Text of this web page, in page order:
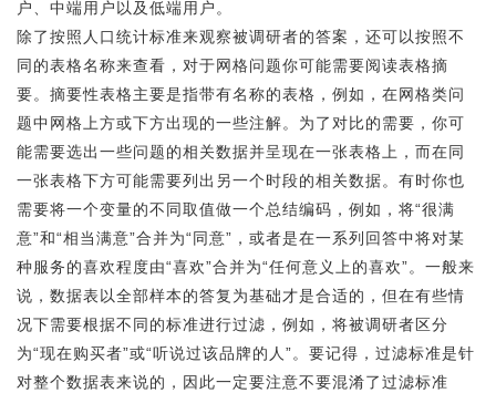
户、中端用户以及低端用户。
除了按照人口统计标准来观察被调研者的答案，还可以按照不
同的表格名称来查看，对于网格问题你可能需要阅读表格摘
要。摘要性表格主要是指带有名称的表格，例如，在网格类问
题中网格上方或下方出现的一些注解。为了对比的需要，你可
能需要选出一些问题的相关数据并呈现在一张表格上，而在同
一张表格下方可能需要列出另一个时段的相关数据。有时你也
需要将一个变量的不同取值做一个总结编码，例如，将“很满
意”和“相当满意”合并为“同意”，或者是在一系列回答中将对某
种服务的喜欢程度由“喜欢”合并为“任何意义上的喜欢”。一般来
说，数据表以全部样本的答复为基础才是合适的，但在有些情
况下需要根据不同的标准进行过滤，例如，将被调研者区分
为“现在购买者”或“听说过该品牌的人”。要记得，过滤标准是针
对整个数据表来说的，因此一定要注意不要混淆了过滤标准